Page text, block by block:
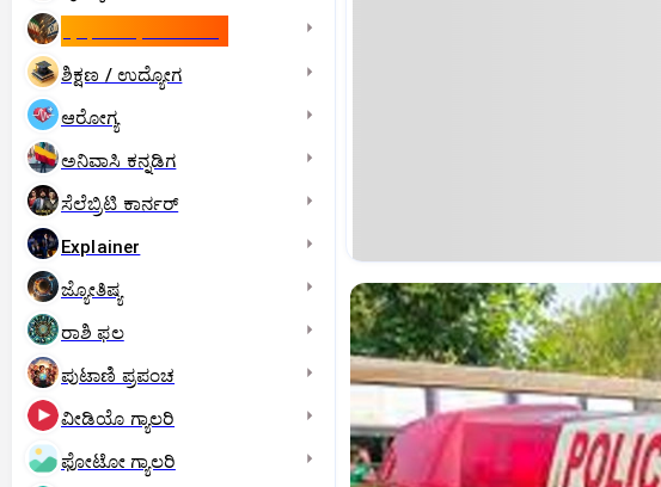
ಶಿಕ್ಷಣ / ಉದ್ಯೋಗ
ಆರೋಗ್ಯ
ಅನಿವಾಸಿ ಕನ್ನಡಿಗ
ಸೆಲೆಬ್ರಿಟಿ ಕಾರ್ನರ್‌
Explainer
ಜ್ಯೋತಿಷ್ಯ
ರಾಶಿ ಫಲ
ಪುಟಾಣಿ ಪ್ರಪಂಚ
ವೀಡಿಯೊ ಗ್ಯಾಲರಿ
ಫೋಟೋ ಗ್ಯಾಲರಿ